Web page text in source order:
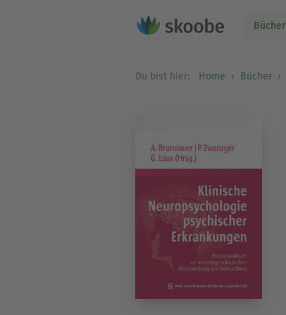
Bücher
Du bist hier: Home Bücher